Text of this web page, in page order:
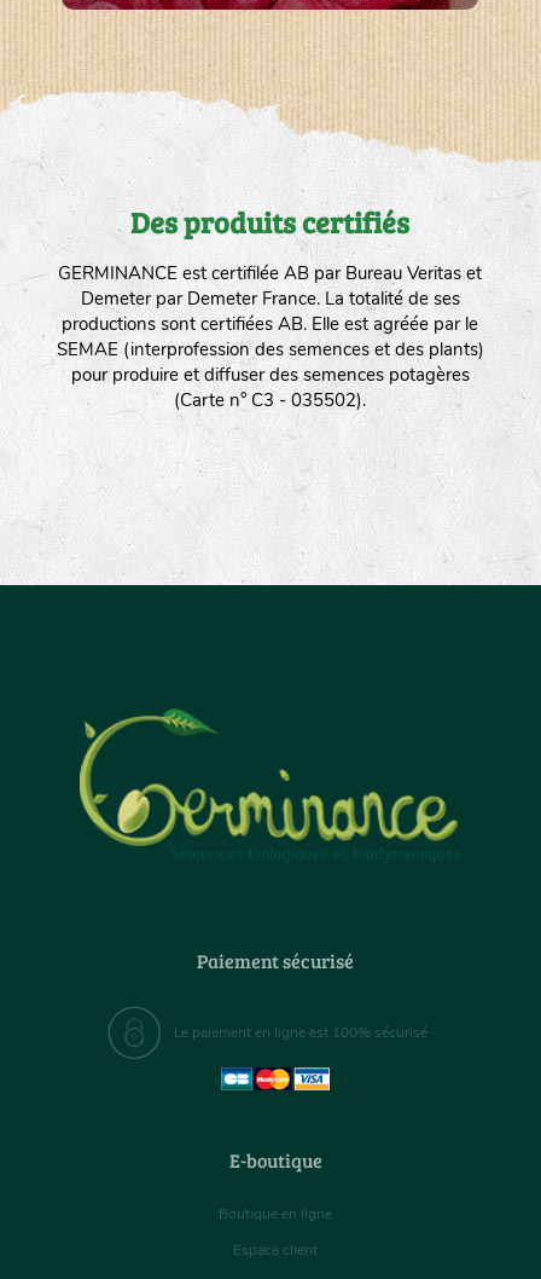
Des produits certifiés
GERMINANCE est certifilée AB par Bureau Veritas et
Demeter par Demeter France. La totalité de ses
productions sont certifiées AB. Elle est agréée par le
SEMAE (interprofession des semences et des plants)
pour produire et diffuser des semences potagères
(Carte n° C3 - 035502).
Paiement sécurisé
Le paiement en ligne est 100% sécurisé
E-boutique
Boutique en ligne
Espace client